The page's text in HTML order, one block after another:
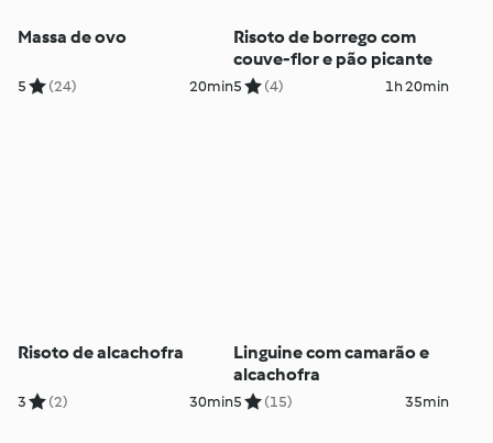
Massa de ovo
5 (24) 20min
Risoto de borrego com
couve-flor e pão picante
5 (4) 1h 20min
Risoto de alcachofra
3 (2) 30min
Linguine com camarão e
alcachofra
5 (15) 35min